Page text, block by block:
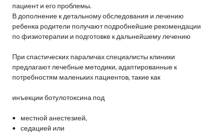
пациент и его проблемы.
В дополнение к детальному обследования и лечению
ребенка родители получают подробнейшие рекомендации
по физиотерапии и подготовке к дальнейшему лечению
При спастических параличах специалисты клиники
предлагают лечебные методики, адаптированные к
потребностям маленьких пациентов, такие как
инъекции ботулотоксина под
местной анестезией,
седацией или